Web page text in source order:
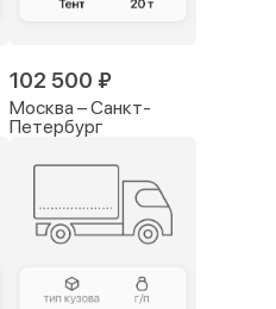
102 500 ₽
Москва – Санкт-
Петербург